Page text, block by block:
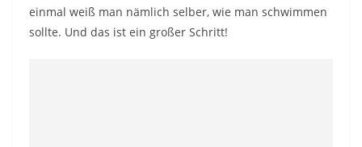
einmal weiß man nämlich selber, wie man schwimmen
sollte. Und das ist ein großer Schritt!